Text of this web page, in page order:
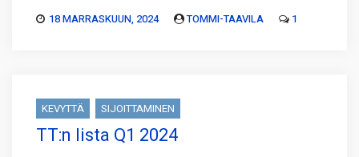
18 MARRASKUUN, 2024 TOMMI-TAAVILA 1
KEVYTTÄ SIJOITTAMINEN
TT:n lista Q1 2024